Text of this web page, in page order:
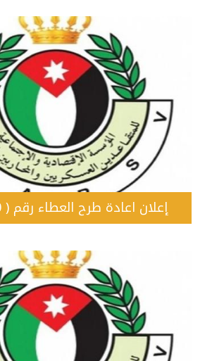
إعلان اعادة طرح العطاء رقم ( 10/ 2025 )